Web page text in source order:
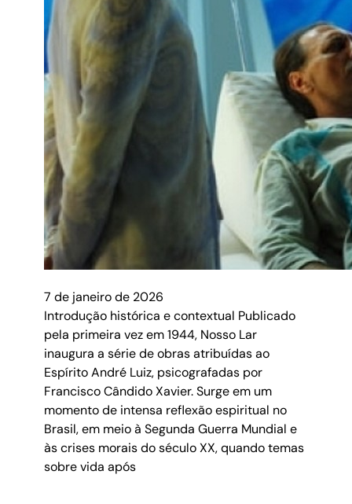
7 de janeiro de 2026
Introdução histórica e contextual Publicado
pela primeira vez em 1944, Nosso Lar
inaugura a série de obras atribuídas ao
Espírito André Luiz, psicografadas por
Francisco Cândido Xavier. Surge em um
momento de intensa reflexão espiritual no
Brasil, em meio à Segunda Guerra Mundial e
às crises morais do século XX, quando temas
sobre vida após